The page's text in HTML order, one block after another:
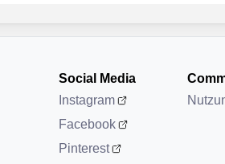
Social Media
Instagram
Facebook
Pinterest